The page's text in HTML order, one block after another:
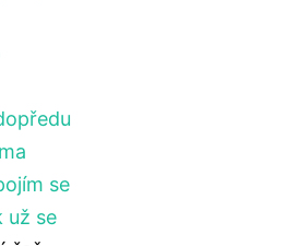
se
už se